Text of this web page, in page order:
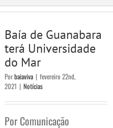
Mar
Notícias
Baía de Guanabara
terá Universidade
do Mar
Porbaiaviva | fevereiro 22nd,
2021 | Notícias
Por Comunicação